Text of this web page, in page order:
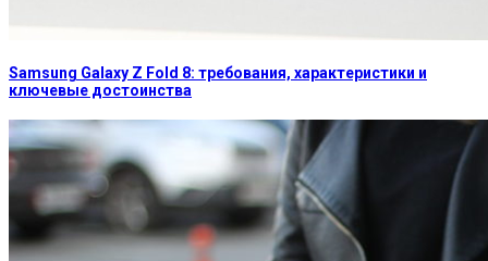
Samsung Galaxy Z Fold 8: требования, характеристики и
ключевые достоинства